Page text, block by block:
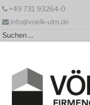
Zum
springen
+49 731 93264-0
info@voelk-ulm.de
Suchen
nach: